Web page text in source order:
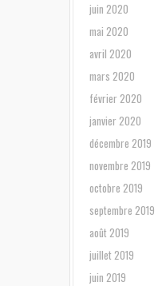
juin 2020
mai 2020
avril 2020
mars 2020
février 2020
janvier 2020
décembre 2019
novembre 2019
octobre 2019
septembre 2019
août 2019
juillet 2019
juin 2019